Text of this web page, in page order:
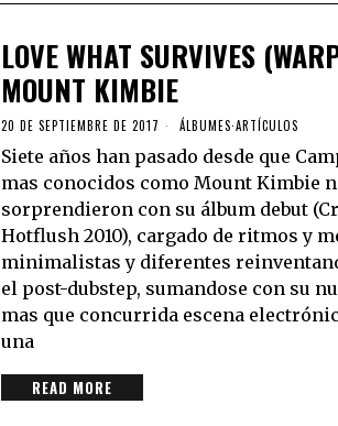
LOVE WHAT SURVIVES
MOUNT KIMBIE
20 DE SEPTIEMBRE DE 2017 ÁLBUMES·ARTÍCULOS
Siete años han pasado desde que
mas conocidos como Mount Kimbie
sorprendieron con su álbum debut
Hotflush 2010), cargado de ritmos y
minimalistas y diferentes
el post-dubstep, sumandose con su
mas que concurrida escena
una
READ MORE